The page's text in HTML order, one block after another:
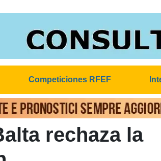
Competiciones RFEF
rechaza la